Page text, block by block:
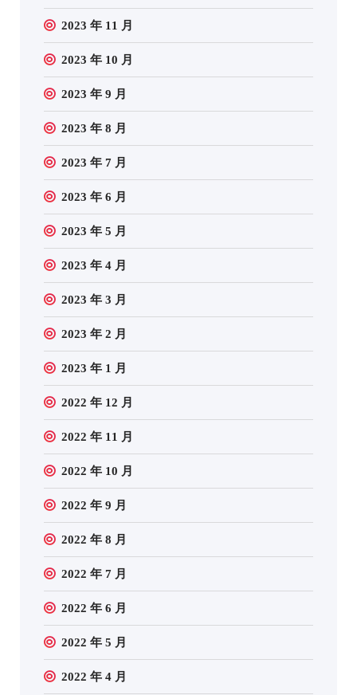
2023 年 11 月
2023 年 10 月
2023 年 9 月
2023 年 8 月
2023 年 7 月
2023 年 6 月
2023 年 5 月
2023 年 4 月
2023 年 3 月
2023 年 2 月
2023 年 1 月
2022 年 12 月
2022 年 11 月
2022 年 10 月
2022 年 9 月
2022 年 8 月
2022 年 7 月
2022 年 6 月
2022 年 5 月
2022 年 4 月